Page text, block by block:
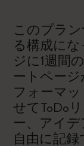
このプラ
る構成に
ジに1週間
ートペー
フォーマ
せてToDo
ー、アイ
自由に記録